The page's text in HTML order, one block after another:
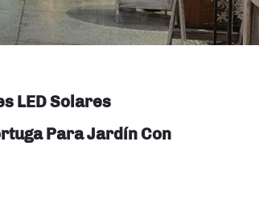
LED Solares
Para Jardín Con